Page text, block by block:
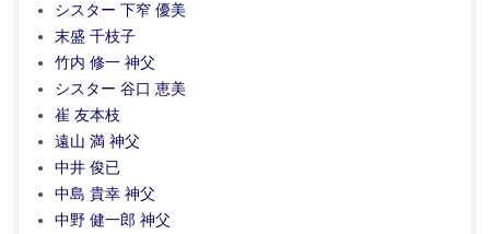
シスター 下窄 優美
末盛 千枝子
竹内 修一 神父
シスター 谷口 恵美
崔 友本枝
遠山 満 神父
中井 俊已
中島 貴幸 神父
中野 健一郎 神父